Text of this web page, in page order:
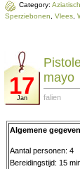
Category: Aziatisch
Sperziebonen
Vlees
17
Jan
mayo
falien
Algemene
Aantal personen: 4
Bereidingstijd: 15